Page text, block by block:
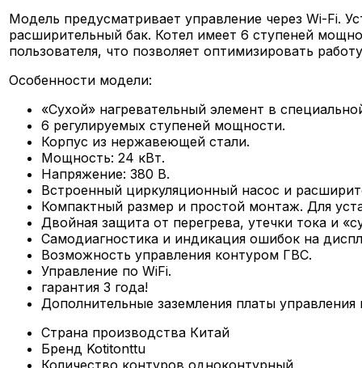
Модель предусматривает управление через Wi-Fi.
расширительный бак. Котел имеет 6 ступеней
пользователя, что позволяет оптимизировать
Особенности модели:
«Сухой» нагревательный элемент в
6 регулируемых ступеней мощности.
Корпус из нержавеющей стали.
Мощность: 24 кВт.
Напряжение: 380 В.
Встроенный циркуляционный насос и
Компактный размер и простой монтаж. Для
Двойная защита от перегрева, утечки тока и
Самодиагностика и индикация ошибок на
Возможность управления контуром ГВС.
Управление по WiFi.
гарантия 3 года!
Дополнительные заземления платы управления
Страна производства Китай
Бренд Kotitonttu
Количество контуров одноконтурный